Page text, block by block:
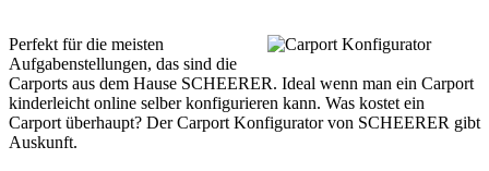
Perfekt für die meisten
Aufgabenstellungen, das sind die
Carports aus dem Hause SCHEERER. Ideal wenn man ein Carport
kinderleicht online selber konfigurieren kann. Was kostet ein
Carport überhaupt? Der Carport Konfigurator von SCHEERER gibt
Auskunft.